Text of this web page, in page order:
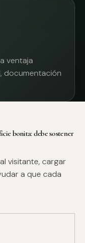
ventaja
documentación
bonita: debe sostener
visitante, cargar
a que cada